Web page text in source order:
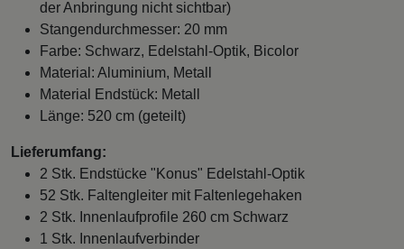
der Anbringung nicht sichtbar)
Stangendurchmesser: 20 mm
Farbe: Schwarz, Edelstahl-Optik, Bicolor
Material: Aluminium, Metall
Material Endstück: Metall
Länge: 520 cm (geteilt)
Lieferumfang:
2 Stk. Endstücke "Konus" Edelstahl-Optik
52 Stk. Faltengleiter mit Faltenlegehaken
2 Stk. Innenlaufprofile 260 cm Schwarz
1 Stk. Innenlaufverbinder